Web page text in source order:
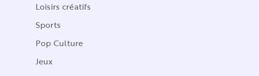
Loisirs créatifs
Sports
Pop Culture
Jeux